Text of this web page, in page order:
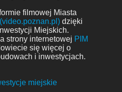
filmowej Miasta
dzięki
Miejskich.
strony internetowej PIM
się więcej o
i inwestycjach.
miejskie